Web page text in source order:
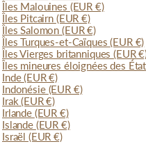
Îles Malouines (EUR €)
Îles Pitcairn (EUR €)
Îles Salomon(EUR €)
Îles Turques-et-Caïques(EUR €)
Îles Vierges britanniques(EUR
Îles mineures éloignées des
Inde(EUR €)
Indonésie (EUR €)
Irak(EUR €)
Irlande (EUR €)
Islande (EUR €)
Israël (EUR €)